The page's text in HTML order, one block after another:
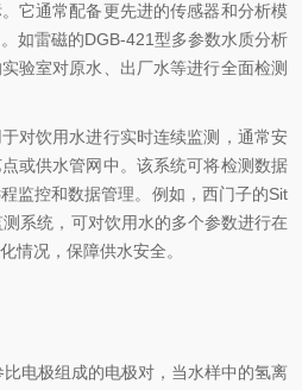
它通常配备更先进的传感器和分析模
如雷磁的DGB-421型多参数水质分析
验室对原水、出厂水等进行全面检测
对饮用水进行实时连续监测，通常安
或供水管网中。该系统可将检测数据
监控和数据管理。例如，西门子的Sit
系统，可对饮用水的多个参数进行在
情况，保障供水安全。
电极组成的电极对，当水样中的氢离